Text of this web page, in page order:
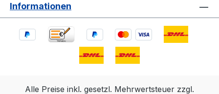
Informationen
Alle Preise inkl. gesetzl. Mehrwertsteuer zzgl.